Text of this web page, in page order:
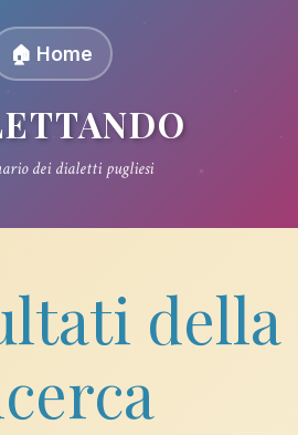
🏠 Home
dei dialetti pugliesi
della